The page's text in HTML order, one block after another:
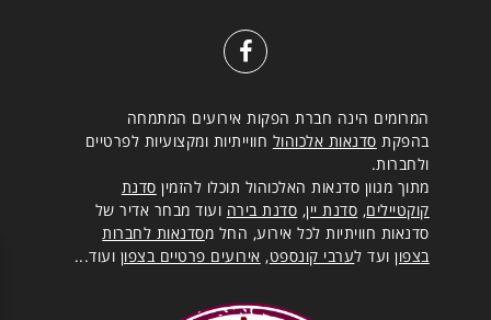
המרומים הינה חברת הפקות אירועים המתמחה
בהפקת סדנאות אלכוהול חווייתיות ומקצועיות לפרטיים
ולחברות.
מתוך מגוון סדנאות האלכוהול תוכלו להזמין סדנת
קוקטיילים, סדנת יין, סדנת בירה ועוד מבחר אדיר של
סדנאות חוויתיות לכל אירוע, החל מסדנאות לחברות
בצפוןועד לערבי קונספט, אירועים פרטיים בצפון ועוד...